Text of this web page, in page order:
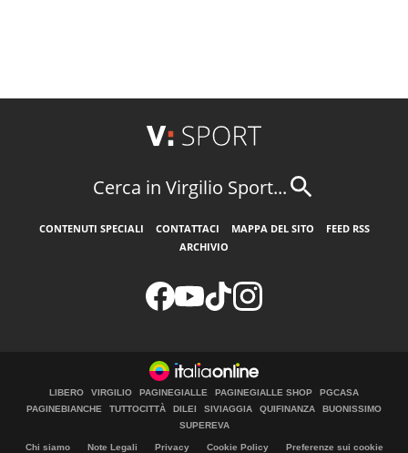
Cerca in Virgilio Sport...
CONTENUTI SPECIALI CONTATTACI MAPPA DEL SITO
FEED RSS
ARCHIVIO
LIBERO VIRGILIO PAGINEGIALLE PAGINEGIALLE SHOP
PGCASA
PAGINEBIANCHE
TUTTOCITTÀ DILEI SIVIAGGIA QUIFINANZA
BUONISSIMO
SUPEREVA
Chi siamo Note Legali Privacy Cookie Policy Preferenze sui cookie